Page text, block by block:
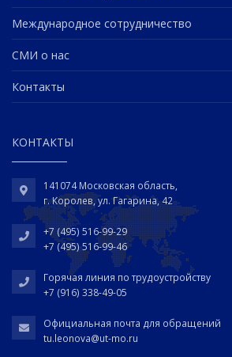
Международное сотрудничество
СМИ о нас
Контакты
КОНТАКТЫ
141074 Московская область,
г. Королев, ул. Гагарина, 42
+7 (495) 516-99-29
+7 (495) 516-99-46
Горячая линия по трудоустройству
+7 (916) 338-49-05
Официальная почта для обращений
tu.leonova@ut-mo.ru